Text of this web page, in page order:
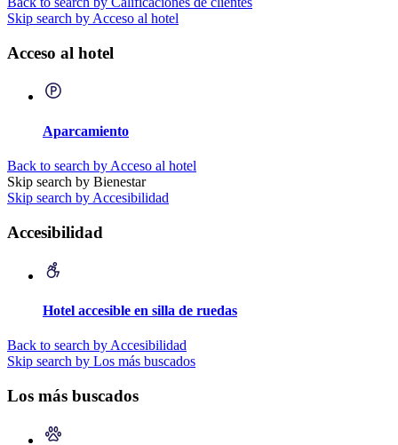
Skip search by Acceso al hotel
Acceso al hotel
Aparcamiento
Back to search by Acceso al hotel
Skip search by Bienestar
Skip search by Accesibilidad
Accesibilidad
Hotel accesible en silla de ruedas
Back to search by Accesibilidad
Skip search by Los más buscados
Los más buscados